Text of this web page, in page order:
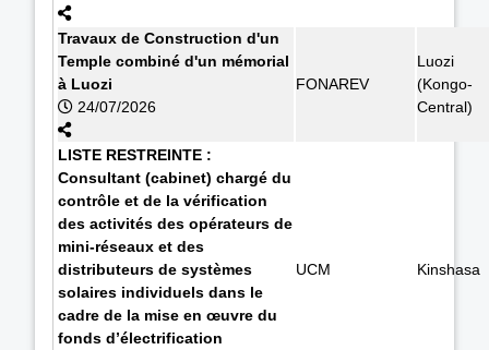
Travaux de Construction d'un
Temple combiné d'un mémorial
à Luozi
24/07/2026
FONAREV
Luozi
(Kongo-
Central)
LISTE RESTREINTE :
Consultant (cabinet) chargé du
contrôle et de la vérification
des activités des opérateurs de
mini-réseaux et des
distributeurs de systèmes
solaires individuels dans le
cadre de la mise en œuvre du
fonds d’électrification
UCM Kinshasa